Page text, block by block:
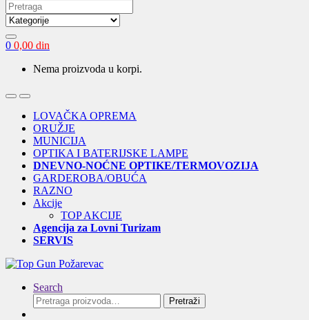
Search
for:
0 0,00 din
Nema proizvoda u korpi.
OpenClose
LOVAČKA OPREMA
ORUŽJE
MUNICIJA
OPTIKA I BATERIJSKE LAMPE
DNEVNO-NOĆNE OPTIKE/TERMOVOZIJA
GARDEROBA/OBUĆA
RAZNO
Akcije
TOP AKCIJE
Agencija za Lovni Turizam
SERVIS
Search
Pretraga
za:
Pretraži